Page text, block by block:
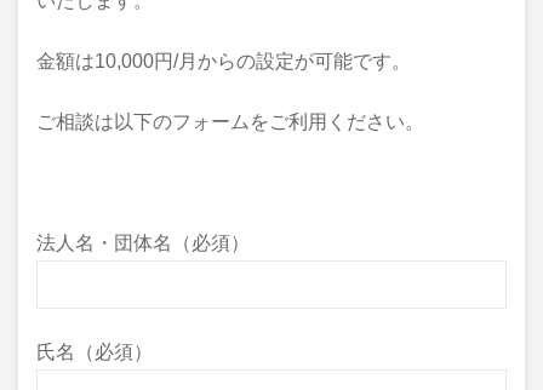
金額は10,000円/月からの設定が可能です。
ご相談は以下のフォームをご利用ください。
法人名・団体名（必須）
氏名（必須）